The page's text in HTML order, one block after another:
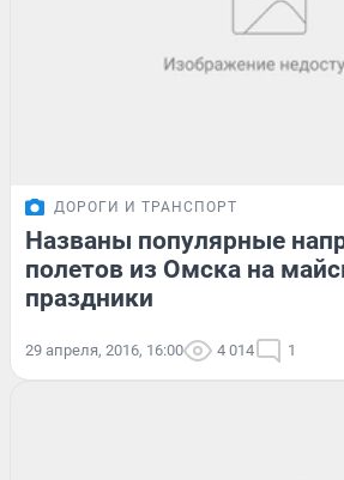
ДОРОГИ И ТРАНСПОРТ
Названы популярные
полетов из Омска на
праздники
29 апреля, 2016, 16:00 4 014 1